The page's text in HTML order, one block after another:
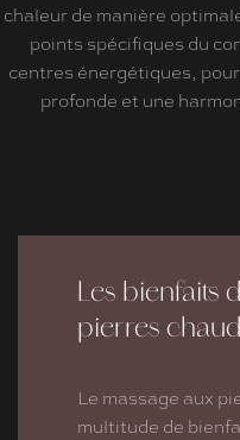
chaleur de manière
points spécifiques du
centres énergétiques,
profonde et une
Les bienfaits
pierres
Le massage aux
multitude de